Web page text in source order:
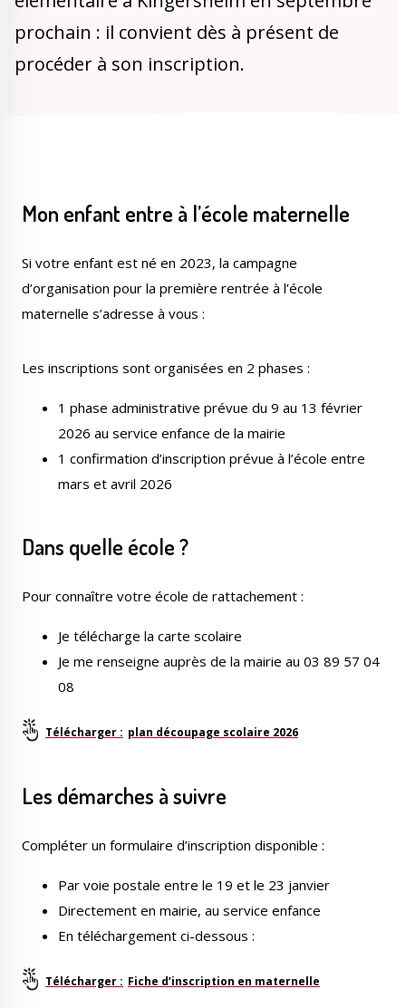
Publications
municipales
Enquêtes publiques
Economie locale
prochain : il convient dès à présent de
procéder à son inscription.
Mon enfant entre à l’école maternelle
Si votre enfant est né en 2023, la campagne
d’organisation pour la première rentrée à l’école
maternelle s’adresse à vous :
Les inscriptions sont organisées en 2 phases :
1 phase administrative prévue du 9 au 13 février
2026 au service enfance de la mairie
1 confirmation d’inscription prévue à l’école entre
mars et avril 2026
Dans quelle école ?
Pour connaître votre école de rattachement :
Je télécharge la carte scolaire
Je me renseigne auprès de la mairie au 03 89 57 04
08
plan découpage scolaire 2026
Les démarches à suivre
Compléter un formulaire d’inscription disponible :
Par voie postale entre le 19 et le 23 janvier
Directement en mairie, au service enfance
En téléchargement ci-dessous :
Fiche d’inscription en maternelle